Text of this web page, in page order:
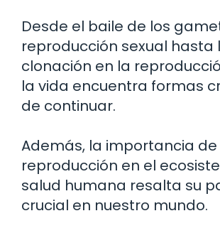
Desde el baile de los
reproducción sexual hasta
clonación en la
la vida encuentra formas
de continuar.
Además, la importancia de
reproducción en el
salud humana resalta su
crucial en nuestro mundo.